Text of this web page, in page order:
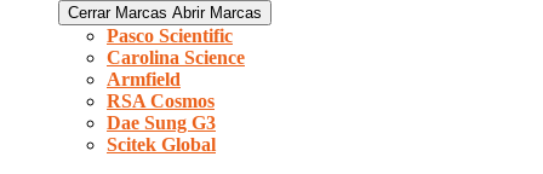
Cerrar Marcas Abrir Marcas
Pasco Scientific
Carolina Science
Armfield
RSA Cosmos
Dae Sung G3
Scitek Global